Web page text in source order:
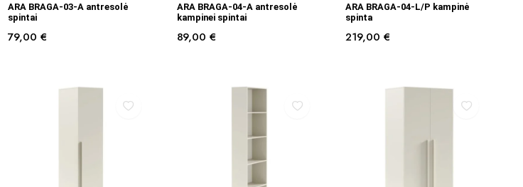
Į KREPŠELĮ
ARA BRAGA-03-A antresolė
spintai
79,00 €
Į KREPŠELĮ
ARA BRAGA-04-A antresolė
kampinei spintai
89,00€
Į KREPŠELĮ
ARA BRAGA-04-L/P kampinė
spinta
219,00€